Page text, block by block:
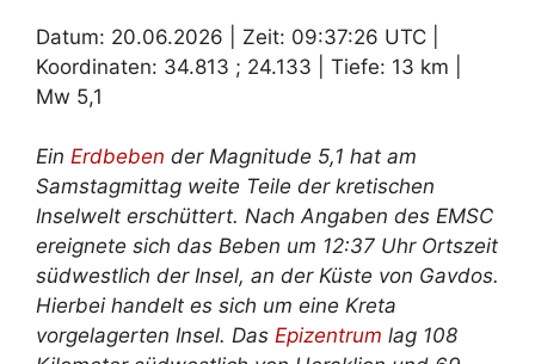
Datum: 20.06.2026 | Zeit: 09:37:26 UTC |
Koordinaten: 34.813 ; 24.133 | Tiefe: 13 km |
Mw 5,1
Ein Erdbeben der Magnitude 5,1 hat am
Samstagmittag weite Teile der kretischen
Inselwelt erschüttert. Nach Angaben des EMSC
ereignete sich das Beben um 12:37 Uhr Ortszeit
südwestlich der Insel, an der Küste von Gavdos.
Hierbei handelt es sich um eine Kreta
vorgelagerten Insel. Das Epizentrum lag 108